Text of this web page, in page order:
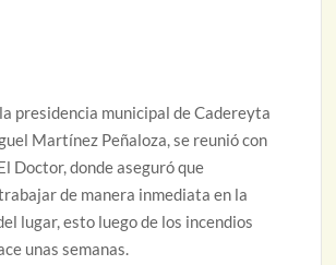
presidencia municipal de Cadereyta
Martínez Peñaloza, se reunió con
Doctor, donde aseguró que
de manera inmediata en la
lugar, esto luego de los incendios
unas semanas.